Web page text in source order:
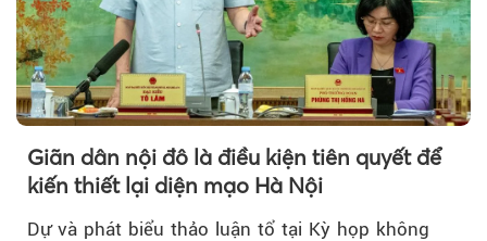
Giãn dân nội đô là điều kiện tiên quyết để
kiến thiết lại diện mạo Hà Nội
Dự và phát biểu thảo luận tổ tại Kỳ họp không